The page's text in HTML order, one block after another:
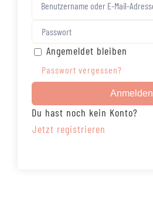
Angemeldet bleiben
Passwort vergessen?
Anmelden
Du hast noch kein Konto?
Jetzt registrieren